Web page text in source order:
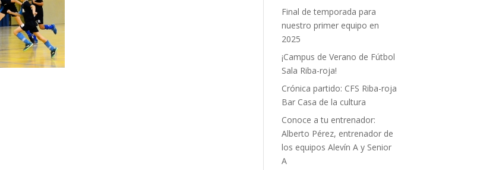
Final de temporada para
nuestro primer equipo en
2025
¡Campus de Verano de Fútbol
Sala Riba-roja!
Crónica partido: CFS Riba-roja
Bar Casa de la cultura
Conoce a tu entrenador:
Alberto Pérez, entrenador de
los equipos Alevín A y Senior
A